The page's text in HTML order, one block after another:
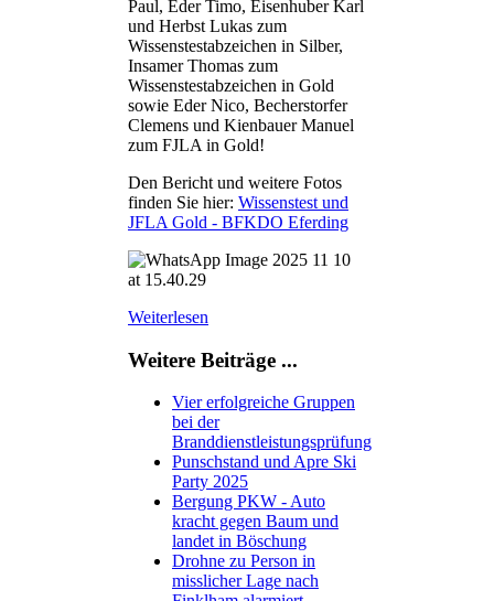
Paul, Eder Timo, Eisenhuber Karl
und Herbst Lukas zum
Wissenstestabzeichen in Silber,
Insamer Thomas zum
Wissenstestabzeichen in Gold
sowie Eder Nico, Becherstorfer
Clemens und Kienbauer Manuel
zum FJLA in Gold!
Den Bericht und weitere Fotos
finden Sie hier: Wissenstest und
JFLA Gold - BFKDO Eferding
Weiterlesen
Weitere Beiträge ...
Vier erfolgreiche Gruppen
bei der
Branddienstleistungsprüfung
Punschstand und Apre Ski
Party 2025
Bergung PKW - Auto
kracht gegen Baum und
landet in Böschung
Drohne zu Person in
misslicher Lage nach